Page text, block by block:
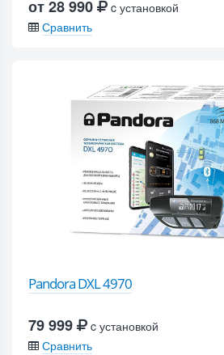
от 28 990
c установкой
Сравнить
Pandora DXL 4970
79 999
c установкой
Сравнить